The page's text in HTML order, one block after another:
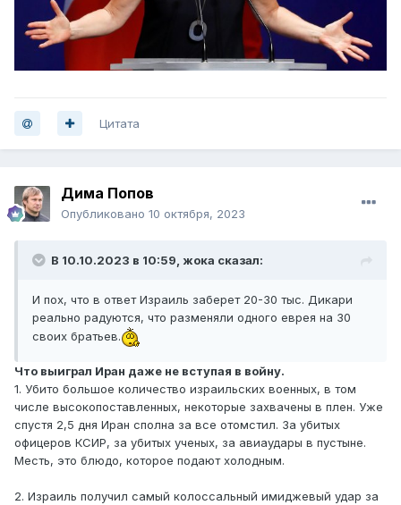
Цитата
Дима Попов
Опубликовано 10 октября, 2023
В 10.10.2023 в 10:59, жока сказал:
И пох, что в ответ Израиль заберет 20-30 тыс. Дикари
реально радуются, что разменяли одного еврея на 30
своих братьев.
Что выиграл Иран даже не вступая в войну.
1. Убито большое количество израильских военных, в том
числе высокопоставленных, некоторые захвачены в плен. Уже
спустя 2,5 дня Иран сполна за все отомстил. За убитых
офицеров КСИР, за убитых ученых, за авиаудары в пустыне.
Месть, это блюдо, которое подают холодным.
2. Израиль получил самый колоссальный имиджевый удар за